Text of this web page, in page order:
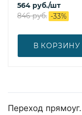
564 руб./шт
846руб. -33%
В КОРЗИНУ
Переход